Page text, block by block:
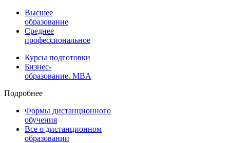
Высшее
образование
Среднее
профессиональное
Курсы подготовки
Бизнес-
образование. MBA
Подробнее
Формы дистанционного
обучения
Все о дистанционном
образовании